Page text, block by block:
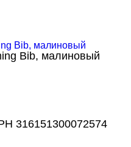
Bib, малиновый
316151300072574